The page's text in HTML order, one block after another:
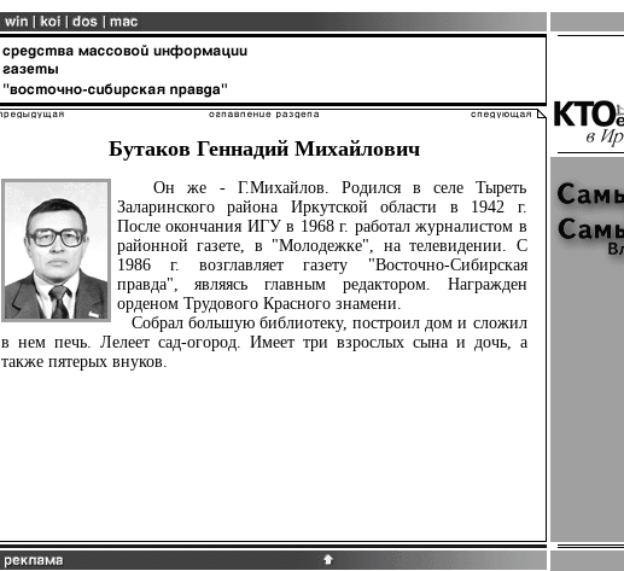
Бутаков Геннадий Михайлович
Он же - Г.Михайлов. Родился в селе Тыреть
Заларинского района Иркутской области в 1942 г.
После окончания ИГУ в 1968 г. работал журналистом в
районной газете, в "Молодежке", на телевидении. С
1986 г. возглавляет газету "Восточно-Сибирская
правда", являясь главным редактором. Награжден
орденом Трудового Красного знамени.
Собрал большую библиотеку, построил дом и сложил
в нем печь. Лелеет сад-огород. Имеет три взрослых сына и дочь, а
также пятерых внуков.